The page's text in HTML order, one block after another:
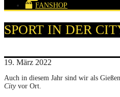
FANSHOP
SPORT IN DER
19. März 2022
Auch in diesem Jahr sind wir als
Cityvor Ort.